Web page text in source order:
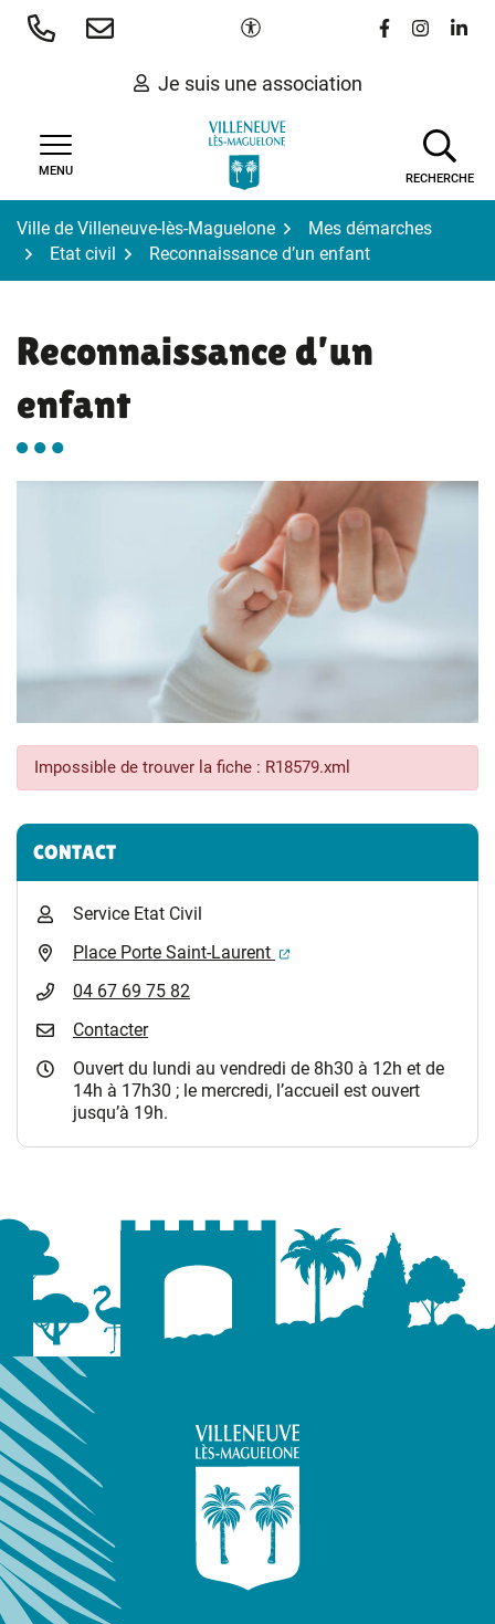
Aller
Paramètres d'accessibilité
Lien vers le
Lien vers
Lien
Je suis une association
MENU
RECHERCHE
Ville de Villeneuve-lès-Maguelone
Mes démarches
Etat civil
Reconnaissance d’un enfant
Reconnaissance d’un
enfant
Impossible de trouver la fiche : R18579.xml
Informations complémentaires
CONTACT
Service Etat Civil
Place Porte Saint-Laurent
(ouverture dans un
04 67 69 75 82
Contacter
Ouvert du lundi au vendredi de 8h30 à 12h et de
14h à 17h30 ; le mercredi, l’accueil est ouvert
jusqu’à 19h.